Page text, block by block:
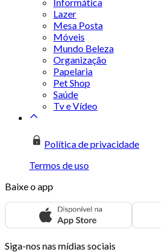
Lazer
Mesa Posta
Móveis
Mundo Beleza
Organização
Papelaria
Pet Shop
Saúde
Tv e Vídeo
Política de privacidade
Termos de uso
Baixe o app
Siga-nos nas mídias sociais